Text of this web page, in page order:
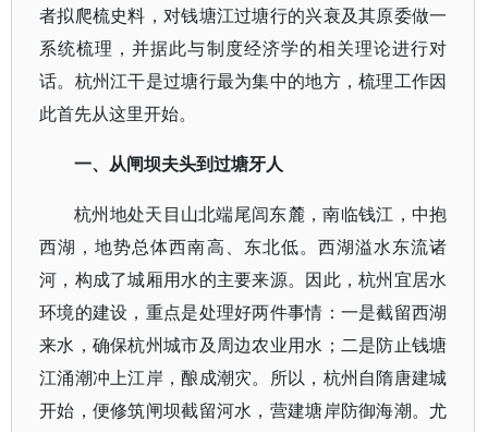
者拟爬梳史料，对钱塘江过塘行的兴衰及其原委做一
系统梳理，并据此与制度经济学的相关理论进行对
话。杭州江干是过塘行最为集中的地方，梳理工作因
此首先从这里开始。
一、从闸坝夫头到过塘牙人
杭州地处天目山北端尾闾东麓，南临钱江，中抱
西湖，地势总体西南高、东北低。西湖溢水东流诸
河，构成了城厢用水的主要来源。因此，杭州宜居水
环境的建设，重点是处理好两件事情：一是截留西湖
来水，确保杭州城市及周边农业用水；二是防止钱塘
江涌潮冲上江岸，酿成潮灾。所以，杭州自隋唐建城
开始，便修筑闸坝截留河水，营建塘岸防御海潮。尤